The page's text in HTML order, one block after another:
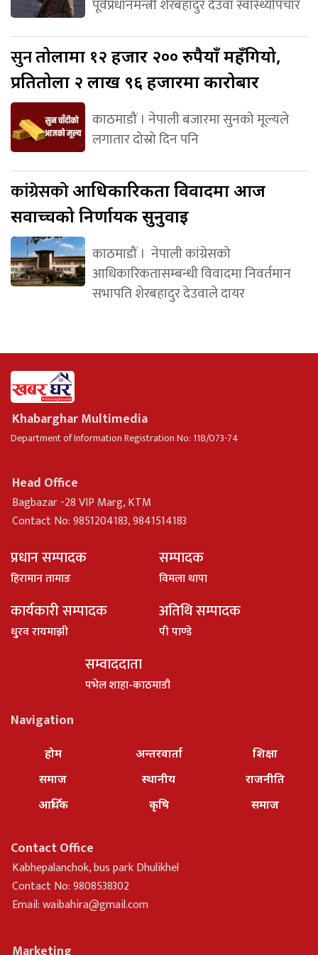
पूर्वप्रधानमन्त्री शेरबहादुर देउवा स्वास्थ्योपचार
सुनतोलामा १२ हजार २०० रुपैयाँ महँगियो,
प्रतितोला २ लाख ९६ हजारमा कारोबार
काठमाडौं । नेपाली बजारमा सुनको मूल्यले
लगातार दोस्रो दिन पनि
कांग्रेसकोआधिकारिकता विवादमा आज
सर्वोच्चको निर्णायक सुनुवाइ
काठमाडौं । नेपाली कांग्रेसको
आधिकारिकतासम्बन्धी विवादमा निवर्तमान
सभापति शेरबहादुर देउवाले दायर
Khabarghar Multimedia
Department of Information Registration No: 118/073-74
Head Office
Bagbazar -28 VIP Marg, KTM
Contact No: 9851204183, 9841514183
प्रधान सम्पादक
हिरामान तामाङ
सम्पादक
विमला थापा
कार्यकारी सम्पादक
धु्रव रायमाझी
अतिथि सम्पादक
पी पाण्डे
सम्वाददाता
पभेल शाहा-काठमाडौ
Navigation
होम
समाज
आर्थिक
अन्तरवार्ता
स्थानीय
कृषि
शिक्षा
राजनीति
समाज
Contact Office
Kabhepalanchok, bus park Dhulikhel
Contact No: 9808538302
Email:waibahira@gmail.com